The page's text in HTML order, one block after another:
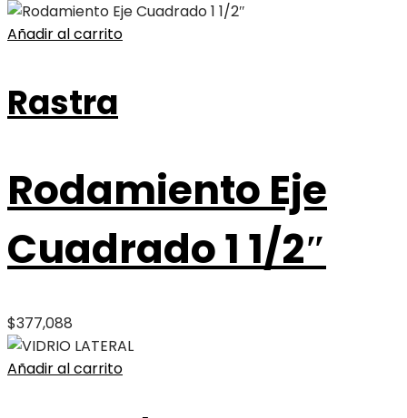
Añadir al carrito
Rastra
Rodamiento Eje
Cuadrado 1 1/2″
$377,088
Añadir al carrito